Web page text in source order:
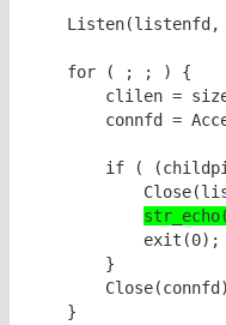
Listen(listenfd,
for ( ; ; ) {
clilen =
connfd =
if ( (childpid
exit(0);
}
}